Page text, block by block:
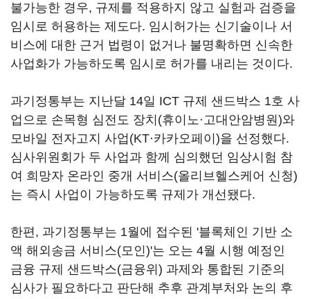
불가능한 경우, 규제를 적용하지 않고 실험과 검증을
임시로 허용하는 제도다. 임시허가는 신기술이나 서
비스에 대한 근거 법령이 없거나 불명확하면 신속한
사업화가 가능하도록 임시로 허가를 내리는 것이다.
과기정통부는 지난달 14일 ICT 규제 샌드박스 1호 사
업으로 손목형 심전도 장치(휴이노·고대안암병원)와
모바일 전자고지 사업(KT·카카오페이)을 선정했다.
심사위원회가 두 사업과 함께 심의했던 임상시험 참
여 희망자 온라인 중개 서비스(올리브헬스케어 신청)
는 즉시 사업이 가능하도록 규제가 개선됐다.
한편, 과기정통부는 1월에 접수된 '블록체인 기반 소
액 해외송금 서비스(모인)'는 오는 4월 시행 예정인
금융 규제 샌드박스(금융위) 과제와 통합된 기준의
심사가 필요하다고 판단해 추후 관계부처와 논의 후